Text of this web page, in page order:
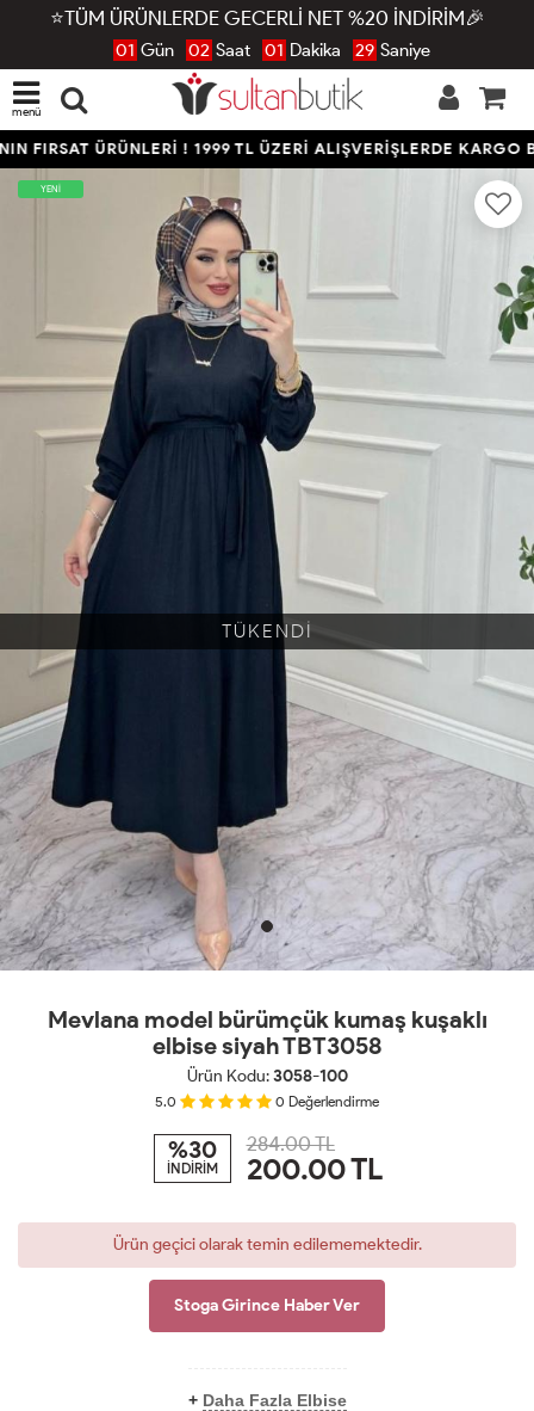
⭐TÜM ÜRÜNLERDE GECERLİ NET %20 İNDİRİM🎉
01 Gün 02 Saat 01 Dakika 28 Saniye
menü
FIRSAT ÜRÜNLERİ ! 1999 TL ÜZERİ ALIŞVERİŞLERDE KARGO
TÜKENDİ
YENİ
Mevlana model bürümçük kumaş kuşaklı
elbise siyah TBT3058
Ürün Kodu:3058-100
5.0 0 Değerlendirme
%30
İNDİRİM
284.00 TL
200.00TL
Ürün geçici olarak temin edilememektedir.
Stoga Girince Haber Ver
+ Daha Fazla Elbise